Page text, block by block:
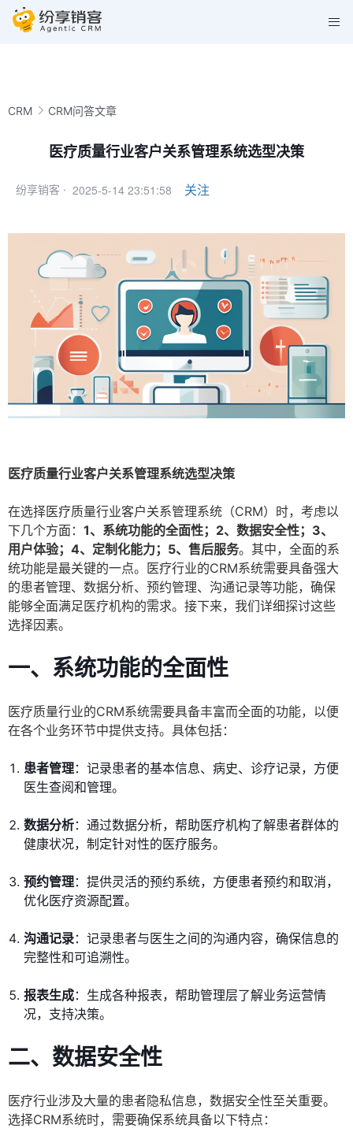
CRM CRM问答文章
医疗质量行业客户关系管理系统选型决策
纷享销客 · 2025-5-14 23:51:58 关注
医疗质量行业客户关系管理系统选型决策
在选择医疗质量行业客户关系管理系统（CRM）时，考虑以
下几个方面： 1、系统功能的全面性；2、数据安全性；3、
用户体验；4、定制化能力；5、售后服务。其中，全面的系
统功能是最关键的一点。医疗行业的CRM系统需要具备强大
的患者管理、数据分析、预约管理、沟通记录等功能，确保
能够全面满足医疗机构的需求。接下来，我们详细探讨这些
选择因素。
一、系统功能的全面性
医疗质量行业的CRM系统需要具备丰富而全面的功能，以便
在各个业务环节中提供支持。具体包括：
患者管理：记录患者的基本信息、病史、诊疗记录，方便
医生查阅和管理。
数据分析：通过数据分析，帮助医疗机构了解患者群体的
健康状况，制定针对性的医疗服务。
预约管理：提供灵活的预约系统，方便患者预约和取消，
优化医疗资源配置。
沟通记录：记录患者与医生之间的沟通内容，确保信息的
完整性和可追溯性。
报表生成：生成各种报表，帮助管理层了解业务运营情
况，支持决策。
二、数据安全性
医疗行业涉及大量的患者隐私信息，数据安全性至关重要。
选择CRM系统时，需要确保系统具备以下特点：